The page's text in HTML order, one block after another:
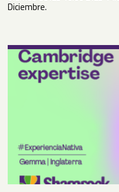
Diciembre.